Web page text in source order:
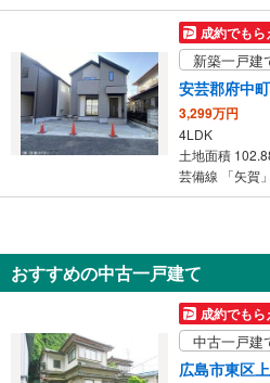
成約でもら
新築一戸建
安芸郡府中
3,299万円
4LDK
土地面積
安芸郡府中町
5,380万円
4LDK
土地面積
芸備線 「矢賀
おすすめの中古一戸建て
成約でもら
中古一戸建
広島市東区